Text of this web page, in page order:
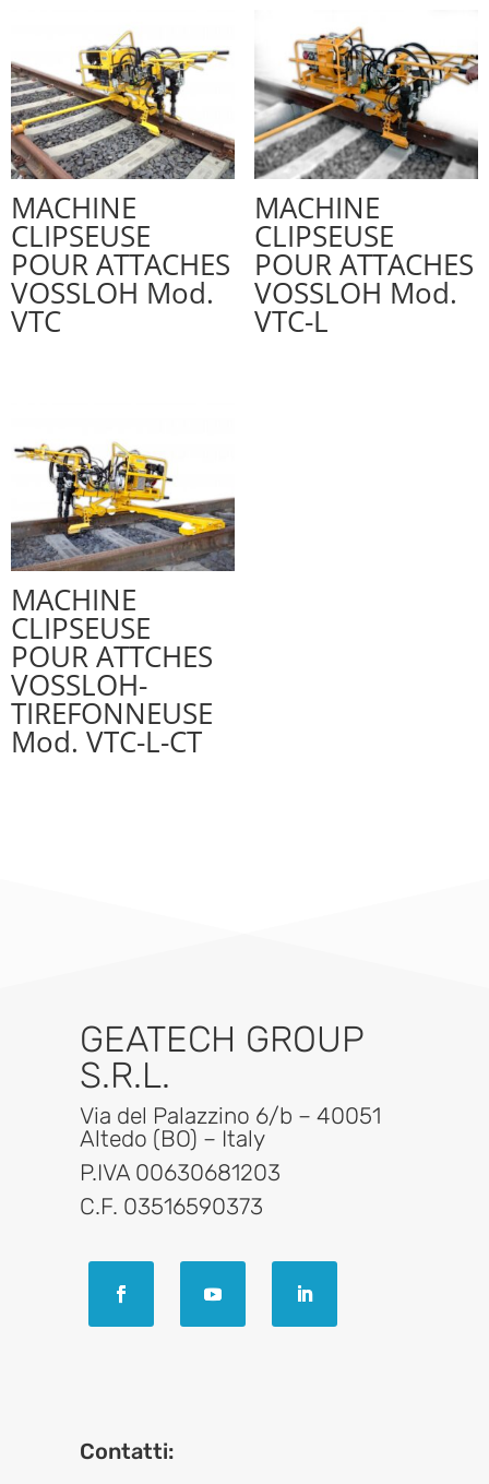
MACHINE
CLIPSEUSE
POUR ATTACHES
VOSSLOH Mod.
VTC
MACHINE
CLIPSEUSE
POUR ATTACHES
VOSSLOH Mod.
VTC-L
MACHINE
CLIPSEUSE
POUR ATTCHES
VOSSLOH-
TIREFONNEUSE
Mod. VTC-L-CT
GEATECH GROUP
S.R.L.
Via del Palazzino 6/b – 40051
Altedo (BO) – Italy
P.IVA 00630681203
C.F. 03516590373
Contatti: